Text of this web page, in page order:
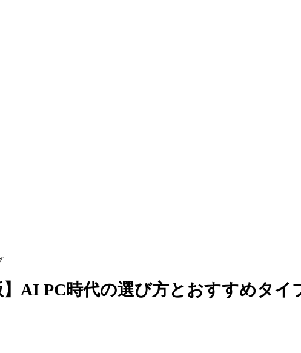
AI PC時代の選び方とおすすめタイ